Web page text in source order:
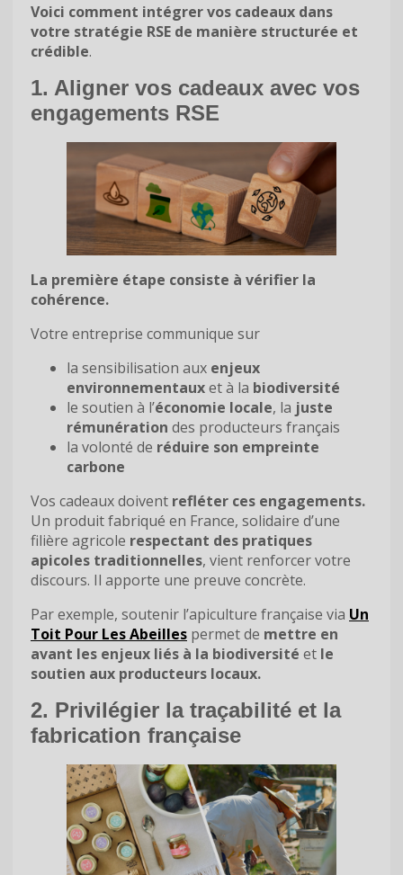
Voici comment intégrer vos cadeaux dans
votre stratégie RSE de manière structurée et
crédible.
1. Aligner vos cadeaux avec vos
engagements RSE
La première étape consiste à vérifier la
cohérence.
Votre entreprise communique sur
la sensibilisation aux enjeux
environnementauxet à la biodiversité
le soutien à l’économie locale, la juste
rémunération des producteurs français
la volonté de réduire son empreinte
carbone
Vos cadeaux doivent refléter ces engagements.
Un produit fabriqué en France, solidaire d’une
filière agricole respectant des pratiques
apicoles traditionnelles, vient renforcer votre
discours. Il apporte une preuve concrète.
Par exemple, soutenir l’apiculture française via Un
Toit Pour Les Abeilles permet de mettre en
avant les enjeux liés à la biodiversité et le
soutien aux producteurs locaux.
2. Privilégier la traçabilité et la
fabrication française